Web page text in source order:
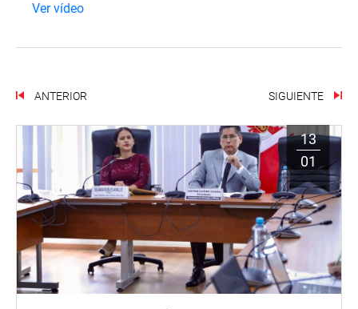
Ver vídeo
ANTERIOR SIGUIENTE
13
01